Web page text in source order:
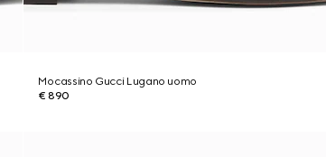
Mocassino Gucci Lugano uomo
€ 890